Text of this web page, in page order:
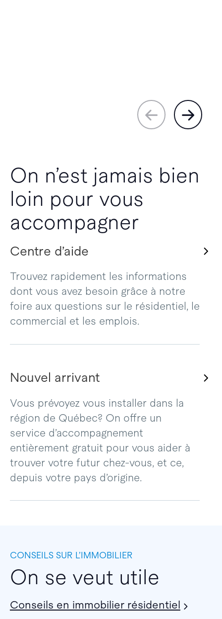
On n’est jamais bien
loin pour vous
accompagner
Centre d’aide
Trouvez rapidement les informations
dont vous avez besoin grâce à notre
foire aux questions sur le résidentiel, le
commercial et les emplois.
Nouvel arrivant
Vous prévoyez vous installer dans la
région de Québec? On offre un
service d’accompagnement
entièrement gratuit pour vous aider à
trouver votre futur chez-vous, et ce,
depuis votre pays d’origine.
CONSEILS SUR L’IMMOBILIER
On se veut utile
Conseils en immobilier résidentiel